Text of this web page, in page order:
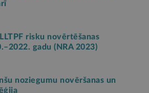
risku novērtēšanas
gadu (NRA 2023)
noziegumu novēršanas un